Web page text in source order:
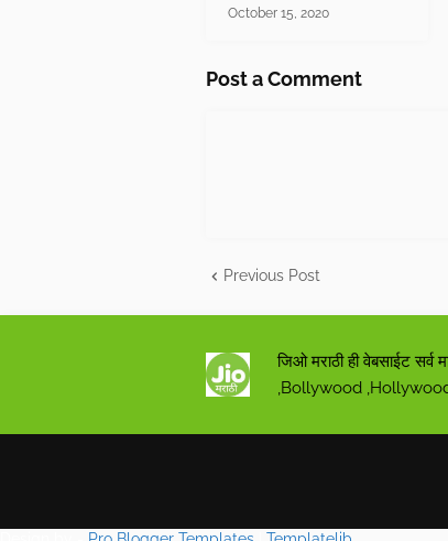
October 15, 2020
Post a Comment
Previous Post
जिओ मराठी ही वेबसाईट
,Bollywood